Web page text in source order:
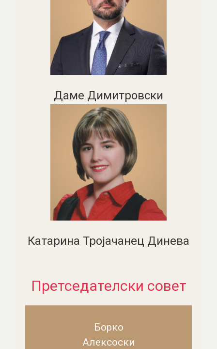
Даме Димитровски
Катарина Тројачанец Динева
Претседателски совет
Борко
Алексоски